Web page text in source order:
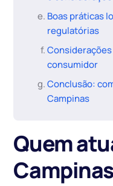
Boas práticas
regulatórias
consumidor
Conclusão:
Campinas
Quem